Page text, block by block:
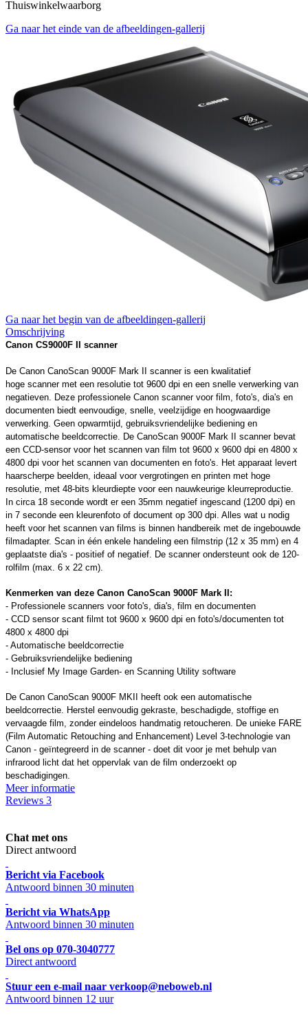
Thuiswinkelwaarborg
Ga naar het einde van de afbeeldingen-gallerij
Ga naar het begin van de afbeeldingen-gallerij
Omschrijving
Canon CS9000F II scanner
De Canon CanoScan 9000F Mark II scanner is een kwalitatief
hoge scanner met een resolutie tot 9600 dpi en een snelle verwerking van
negatieven. Deze professionele Canon scanner voor film, foto's, dia's en
documenten biedt eenvoudige, snelle, veelzijdige en hoogwaardige
verwerking. Geen opwarmtijd, gebruiksvriendelijke bediening en
automatische beeldcorrectie. De CanoScan 9000F Mark II scanner bevat
een CCD-sensor voor het scannen van film tot 9600 x 9600 dpi en 4800 x
4800 dpi voor het scannen van documenten en foto's. Het apparaat levert
haarscherpe beelden, ideaal voor vergrotingen en printen met hoge
resolutie, met 48-bits kleurdiepte voor een nauwkeurige kleurreproductie.
In circa 18 seconde wordt er een 35mm negatief ingescand (1200 dpi) en
in 7 seconde een kleurenfoto of document op 300 dpi. Alles wat u nodig
heeft voor het scannen van films is binnen handbereik met de ingebouwde
filmadapter. Scan in één enkele handeling een filmstrip (12 x 35 mm) en 4
geplaatste dia's - positief of negatief. De scanner ondersteunt ook de 120-
rolfilm (max. 6 x 22 cm).
Kenmerken van deze Canon CanoScan 9000F Mark II:
- Professionele scanners voor foto's, dia's, film en documenten
- CCD sensor scant filmt tot 9600 x 9600 dpi en foto's/documenten tot
4800 x 4800 dpi
- Automatische beeldcorrectie
- Gebruiksvriendelijke bediening
- Inclusief My Image Garden- en Scanning Utility software
De Canon CanoScan 9000F MKII heeft ook een automatische
beeldcorrectie. Herstel eenvoudig gekraste, beschadigde, stoffige en
vervaagde film, zonder eindeloos handmatig retoucheren. De unieke FARE
(Film Automatic Retouching and Enhancement) Level 3-technologie van
Canon - geïntegreerd in de scanner - doet dit voor je met behulp van
infrarood licht dat het oppervlak van de film onderzoekt op
beschadigingen.
Meer informatie
Reviews 3
Chat met ons
Direct antwoord
Bericht via Facebook
Antwoord binnen 30 minuten
Bericht via WhatsApp
Antwoord binnen 30 minuten
Bel ons op 070-3040777
Direct antwoord
Stuur een e-mail naar verkoop@neboweb.nl
Antwoord binnen 12 uur